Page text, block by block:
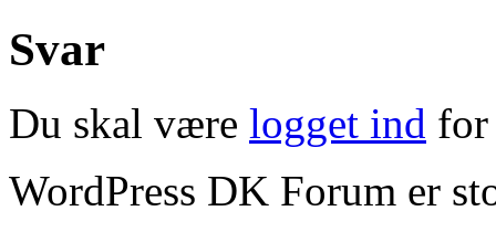
Svar
Du skal være logget ind for
WordPress DK Forum er